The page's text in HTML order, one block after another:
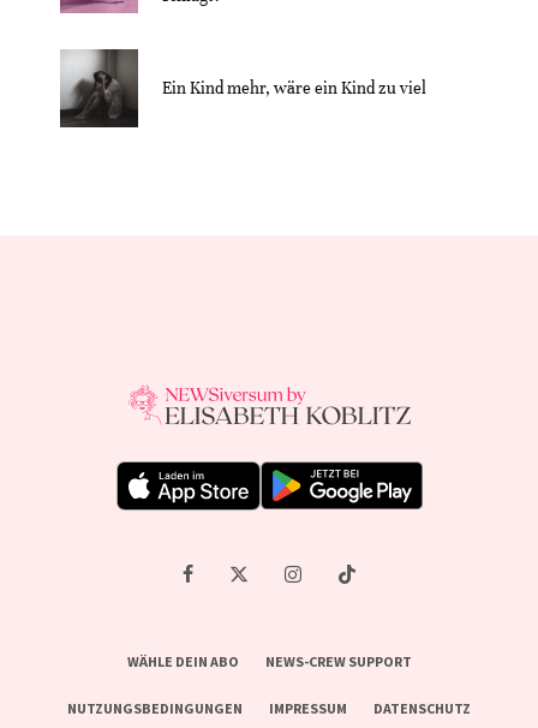
Ein Kind mehr, wäre ein Kind zu viel
WÄHLE DEIN ABO NEWS-CREW SUPPORT
NUTZUNGSBEDINGUNGEN IMPRESSUM DATENSCHUTZ